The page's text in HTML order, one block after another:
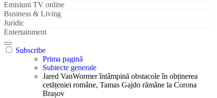
Emisiuni TV online
Business & Living
Juridic
Entertainment
Subscribe
Prima pagină
Subiecte generale
Jared VanWormer întâmpină obstacole în obținerea
cetățeniei române, Tamas Gajdo rămâne la Corona
Brașov